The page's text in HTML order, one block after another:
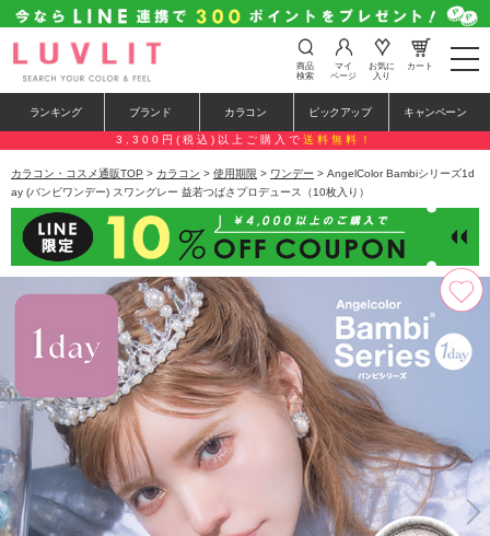
t
o
e
n
a
a
i
o
n
商品
検索
マイ
ページ
お気に
入り
カート
ランキング ブランド カラコン ピックアップ キャンペーン
3,300円(税込)以上ご購入で 送料無料！
カラコン・コスメ通販TOP > カラコン > 使用期限 > ワンデー > AngelColor Bambiシリーズ1d
ay (バンビワンデー) スワングレー 益若つばさプロデュース（10枚入り）